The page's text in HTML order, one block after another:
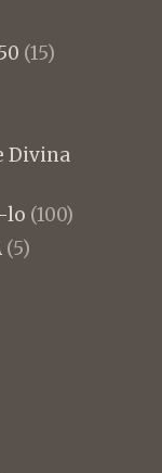
(15)
Divina
lo (100)
(5)